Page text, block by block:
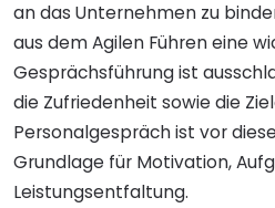
an das Unternehmen zu
aus dem Agilen Führen eine
Gesprächsführung ist
die Zufriedenheit sowie die
Personalgespräch ist vor
Grundlage für Motivation,
Leistungsentfaltung.